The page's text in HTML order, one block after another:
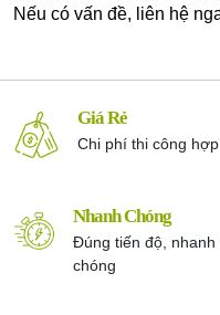
Nếu có vấn đề, liên hệ
Giá Rẻ
Chi phí thi công
Nhanh Chóng
Đúng tiến độ, nhanh
chóng